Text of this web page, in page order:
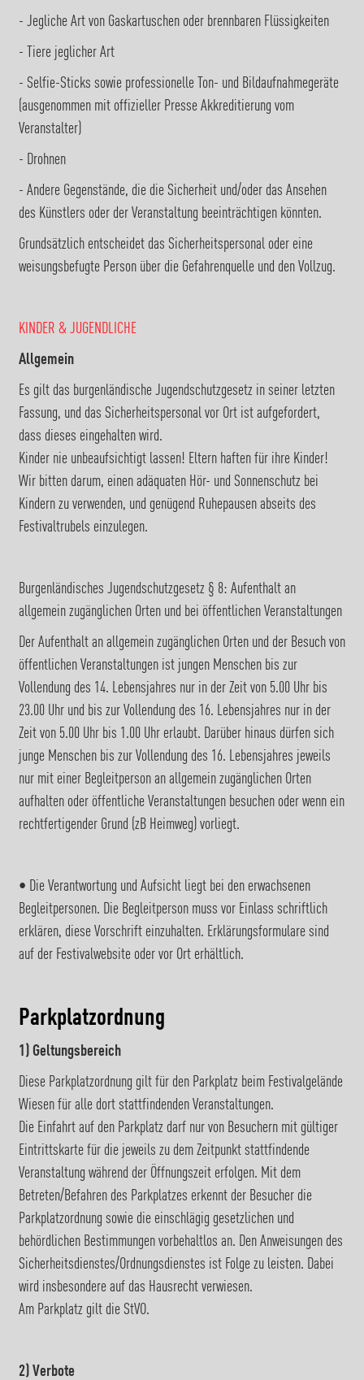
- Jegliche Art von Gaskartuschen oder brennbaren Flüssigkeiten
- Tiere jeglicher Art
- Selfie-Sticks sowie professionelle Ton- und Bildaufnahmegeräte
(ausgenommen mit offizieller Presse Akkreditierung vom
Veranstalter)
- Drohnen
- Andere Gegenstände, die die Sicherheit und/oder das Ansehen
des Künstlers oder der Veranstaltung beeinträchtigen könnten.
Grundsätzlich entscheidet das Sicherheitspersonal oder eine
weisungsbefugte Person über die Gefahrenquelle und den Vollzug.
KINDER & JUGENDLICHE
Allgemein
Es gilt das burgenländische Jugendschutzgesetz in seiner letzten
Fassung, und das Sicherheitspersonal vor Ort ist aufgefordert,
dass dieses eingehalten wird.
Kinder nie unbeaufsichtigt lassen! Eltern haften für ihre Kinder!
Wir bitten darum, einen adäquaten Hör- und Sonnenschutz bei
Kindern zu verwenden, und genügend Ruhepausen abseits des
Festivaltrubels einzulegen.
Burgenländisches Jugendschutzgesetz § 8: Aufenthalt an
allgemein zugänglichen Orten und bei öffentlichen Veranstaltungen
Der Aufenthalt an allgemein zugänglichen Orten und der Besuch von
öffentlichen Veranstaltungen ist jungen Menschen bis zur
Vollendung des 14. Lebensjahres nur in der Zeit von 5.00 Uhr bis
23.00 Uhr und bis zur Vollendung des 16. Lebensjahres nur in der
Zeit von 5.00 Uhr bis 1.00 Uhr erlaubt. Darüber hinaus dürfen sich
junge Menschen bis zur Vollendung des 16. Lebensjahres jeweils
nur mit einer Begleitperson an allgemein zugänglichen Orten
aufhalten oder öffentliche Veranstaltungen besuchen oder wenn ein
rechtfertigender Grund (zB Heimweg) vorliegt.
• Die Verantwortung und Aufsicht liegt bei den erwachsenen
Begleitpersonen. Die Begleitperson muss vor Einlass schriftlich
erklären, diese Vorschrift einzuhalten. Erklärungsformulare sind
auf der Festivalwebsite oder vor Ort erhältlich.
Parkplatzordnung
1) Geltungsbereich
Diese Parkplatzordnung gilt für den Parkplatz beim Festivalgelände
Wiesen für alle dort stattfindenden Veranstaltungen.
Die Einfahrt auf den Parkplatz darf nur von Besuchern mit gültiger
Eintrittskarte für die jeweils zu dem Zeitpunkt stattfindende
Veranstaltung während der Öffnungszeit erfolgen. Mit dem
Betreten/Befahren des Parkplatzes erkennt der Besucher die
Parkplatzordnung sowie die einschlägig gesetzlichen und
behördlichen Bestimmungen vorbehaltlos an. Den Anweisungen des
Sicherheitsdienstes/Ordnungsdienstes ist Folge zu leisten. Dabei
wird insbesondere auf das Hausrecht verwiesen.
Am Parkplatz gilt die StVO.
2) Verbote